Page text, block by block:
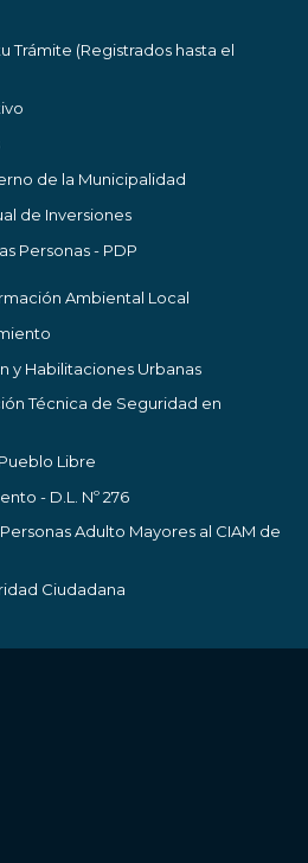
Trámite (Registrados hasta el
de la Municipalidad
de Inversiones
Personas - PDP
Ambiental Local
y Habilitaciones Urbanas
Técnica de Seguridad en
Libre
- D.L. Nº 276
Adulto Mayores al CIAM de
Ciudadana